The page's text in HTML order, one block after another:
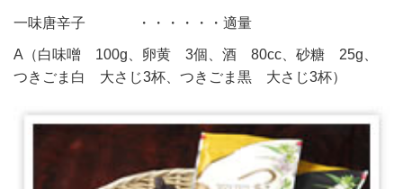
一味唐辛子 ・・・・・・適量
A（白味噌 100g、卵黄 3個、酒 80cc、砂糖 25g、
つきごま白 大さじ3杯、つきごま黒 大さじ3杯）